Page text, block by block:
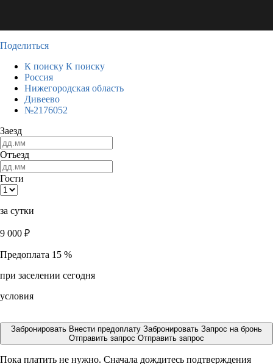
Поделиться
К поиску К поиску
Россия
Нижегородская область
Дивеево
№2176052
Заезд
Отъезд
Гости
за сутки
9 000 ₽
Предоплата 15 %
при заселении сегодня
условия
Забронировать Внести предоплату Забронировать Запрос на бронь
Отправить запрос Отправить запрос
Пока платить не нужно. Сначала дождитесь подтверждения